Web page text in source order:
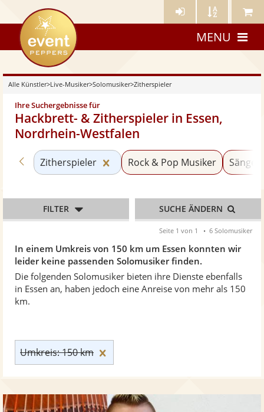
Künstler- Künstler Meine
eventpeppers
MENU
Alle Künstler>Live-Musiker>Solomusiker>Zitherspieler
Ihre Suchergebnisse für
Hackbrett- & Zitherspieler in Essen,
Nordrhein-Westfalen
In einem Umkreis von 150 km um Essen konnten wir
leider keine passenden Solomusiker finden.
Die folgenden Solomusiker bieten ihre Dienste ebenfalls
in Essen an, haben jedoch eine Anreise von mehr als 150
km.
Zurück zu «Solomusiker»
Zitherspieler Kategorie «Zitherspieler»
Rock & Pop Musiker
Umkreis: 150 km
FILTER SUCHE ÄNDERN
Seite 1 von 1 6 Solomusiker